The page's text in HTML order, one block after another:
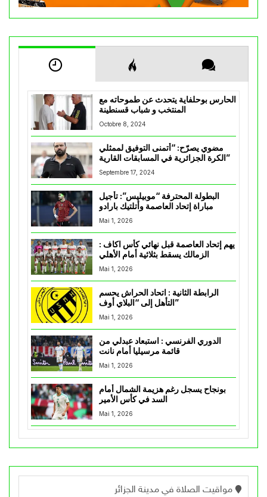
الحارس بوحلفاية يتحدث عن طموحاته مع
المنتخب و شباب قسنطينة
Octobre 8, 2024
مضوي يصرّح: “أتمنى التوفيق لممثلي
الكرة الجزائرية في المسابقات القارية”
Septembre 17, 2024
البطولة المحترفة “موبيليس”: تأجيل
مباراة إتحاد العاصمة وأتلتيك بارادو
Mai 1, 2026
يهم إتحاد العاصمة قبل نهائي كأس اكاف :
Mai 1, 2026
الرابطة الثانية : اتحاد الحراش يحسم
التأهل إلى “البلاي أوف”
Mai 1, 2026
الدوري الفرنسي : استبعاد عبدلي من
قائمة مرسيليا أمام نانت
Mai 1, 2026
بونجاح يسجل رغم هزيمة الشمال أمام
السد في كأس الأمير
Mai 1, 2026